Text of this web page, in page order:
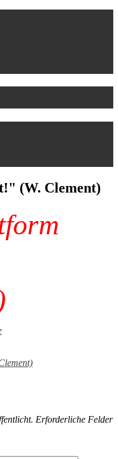
(W. Clement)
Erforderliche Felder